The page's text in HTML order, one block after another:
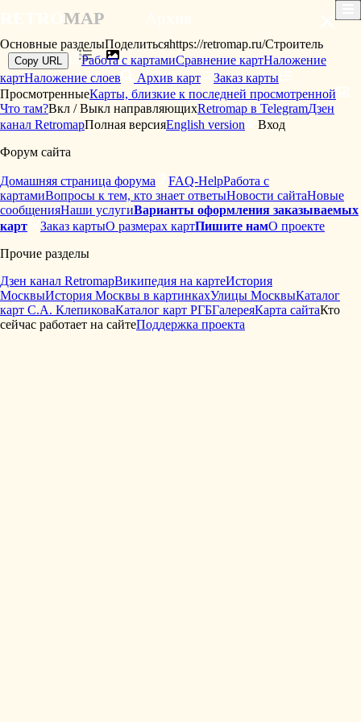
MAP ×
Основные разделыПоделитьсяhttps://retromap.ru/Строитель
Copy URL Работа с картамиСравнение картНаложение
картНаложение слоев Архив карт
Заказ карты
ПросмотренныеКарты, близкие к последней просмотренной
Что там?Вкл / Выкл направляющихRetromap в TelegramДзен
канал RetromapПолная версияEnglish version
Вход
Форум сайта
Домашняя страница форума FAQ-HelpРабота с
картамиВопросы к тем, кто знает ответыНовости сайтаНовые
сообщенияНаши услугиВарианты оформления заказываемых
карт
Заказ картыО размерах картПишите намО проекте
Прочие разделы
Дзен канал RetromapВикипедия на картеИстория
МосквыИстория Москвы в картинкахУлицы МосквыКаталог
карт С.А. КлепиковаКаталог карт РГБГалереяКарта сайтаКто
сейчас работает на сайтеПоддержка проекта